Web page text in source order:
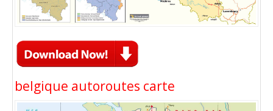
belgique autoroutes carte